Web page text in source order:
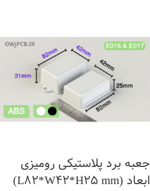
جعبه برد پلاستیکی رومیزی
ابعاد (L82*W42*H25 mm)